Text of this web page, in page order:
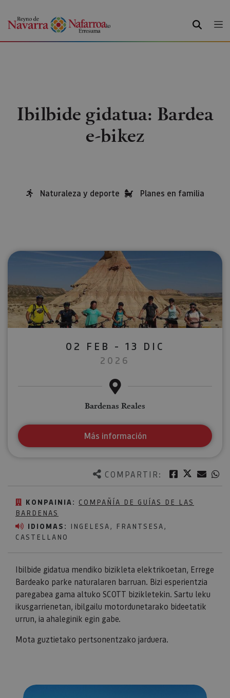
BILATU
Ibilbide gidatua: Bardea
e-bikez
Naturaleza y deporte Planes en familia
COMPARTIR: Facebook
Twitter
KONPAINIA: COMPAÑÍA DE GUÍAS DE LAS
BARDENAS
IDIOMAS:
INGELESA, FRANTSESA,
CASTELLANO
Ibilbide gidatua mendiko bizikleta elektrikoetan, Errege
Bardeako parke naturalaren barruan. Bizi esperientzia
paregabea gama altuko SCOTT bizikletekin. Sartu leku
ikusgarrienetan, ibilgailu motordunetarako bideetatik
urrun, ia ahaleginik egin gabe.
Mota guztietako pertsonentzako jarduera.
02 FEB - 13 DIC
2026
Bardenas Reales
Más información